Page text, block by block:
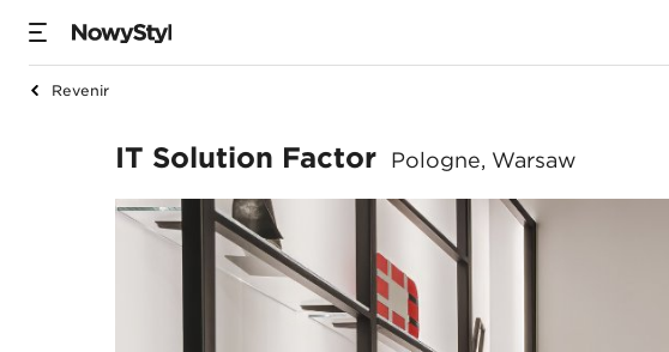
Revenir
IT Solution Factor
IT Solution Factor Pologne, Warsaw